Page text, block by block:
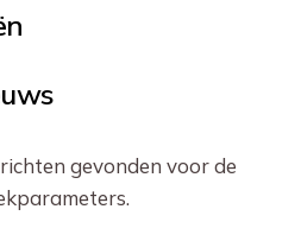
gevonden voor de